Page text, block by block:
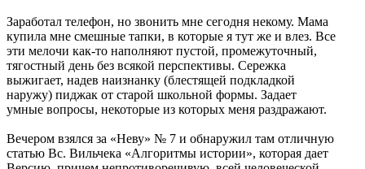
Заработал телефон, но звонить мне сегодня некому. Мама
купила мне смешные тапки, в которые я тут же и влез. Все
эти мелочи как-то наполняют пустой, промежуточный,
тягостный день без всякой перспективы. Сережка
выжигает, надев наизнанку (блестящей подкладкой
наружу) пиджак от старой школьной формы. Задает
умные вопросы, некоторые из которых меня раздражают.
Вечером взялся за «Неву» № 7 и обнаружил там отличную
статью Вс. Вильчека «Алгоритмы истории», которая дает